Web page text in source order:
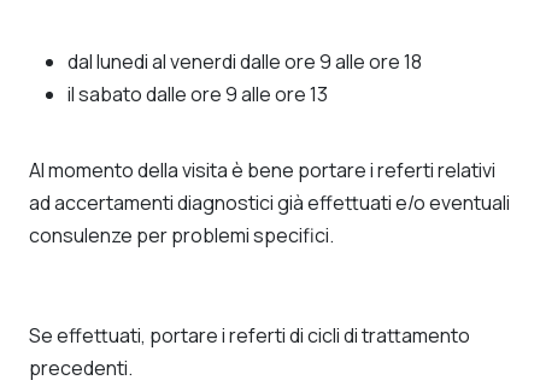
dal lunedi al venerdi dalle ore 9 alle ore 18
il sabato dalle ore 9 alle ore 13
Al momento della visita è bene portare i referti relativi
ad accertamenti diagnostici già effettuati e/o eventuali
consulenze per problemi specifici.
Se effettuati, portare i referti di cicli di trattamento
precedenti.